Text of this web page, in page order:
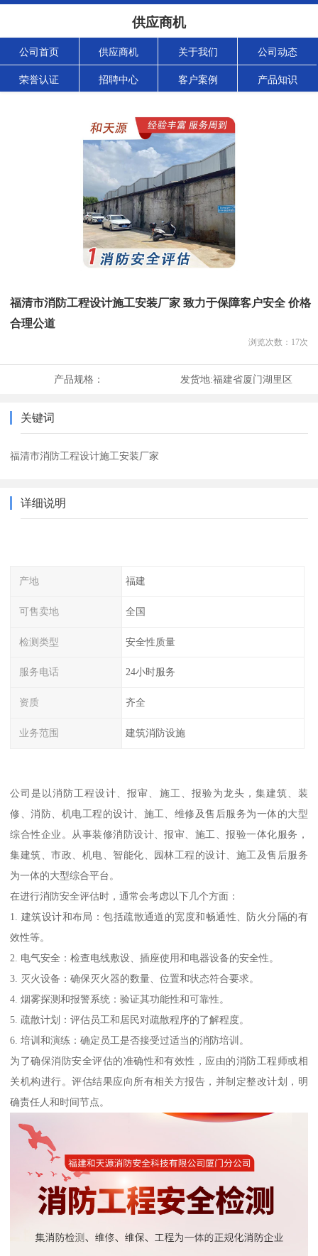
供应商机
公司首页 供应商机 关于我们 公司动态
荣誉认证 招聘中心 客户案例 产品知识
福清市消防工程设计施工安装厂家 致力于保障客户安全 价格
合理公道
浏览次数： 17次
产品规格： 发货地:福建省厦门湖里区
关键词
福清市消防工程设计施工安装厂家
详细说明
产地 福建
可售卖地 全国
检测类型 安全性质量
服务电话 24小时服务
资质 齐全
业务范围 建筑消防设施
公司是以消防工程设计、报审、施工、报验为龙头，集建筑、装
修、消防、机电工程的设计、施工、维修及售后服务为一体的大型
综合性企业。从事装修消防设计、报审、施工、报验一体化服务，
集建筑、市政、机电、智能化、园林工程的设计、施工及售后服务
为一体的大型综合平台。
在进行消防安全评估时，通常会考虑以下几个方面：
1. 建筑设计和布局：包括疏散通道的宽度和畅通性、防火分隔的有
效性等。
2. 电气安全：检查电线敷设、插座使用和电器设备的安全性。
3. 灭火设备：确保灭火器的数量、位置和状态符合要求。
4. 烟雾探测和报警系统：验证其功能性和可靠性。
5. 疏散计划：评估员工和居民对疏散程序的了解程度。
6. 培训和演练：确定员工是否接受过适当的消防培训。
为了确保消防安全评估的准确性和有效性，应由的消防工程师或相
关机构进行。评估结果应向所有相关方报告，并制定整改计划，明
确责任人和时间节点。